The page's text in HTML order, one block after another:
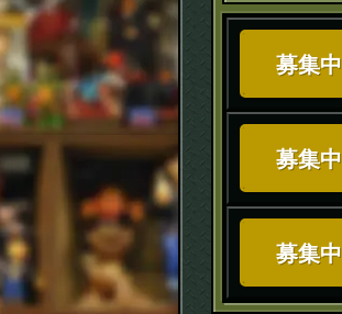
募集中
募集中
募集中